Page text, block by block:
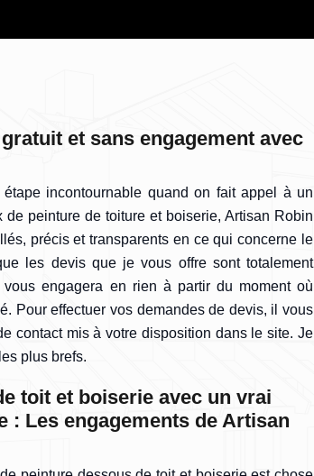
et sans engagement avec
incontournable quand on fait appel à un
de peinture de toiture et boiserie, Artisan Robin
précis et transparents en ce qui concerne le
les devis que je vous offre sont totalement
engagera en rien à partir du moment où
Pour effectuer vos demandes de devis, il vous
contact mis à votre disposition dans le site. Je
plus brefs.
toit et boiserie avec un vrai
: Les engagements de Artisan